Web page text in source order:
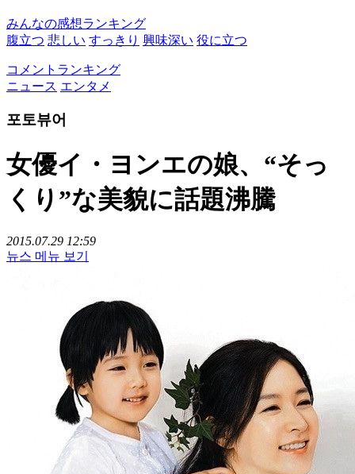
みんなの感想ランキング
腹立つ 悲しい すっきり 興味深い 役に立つ
コメントランキング
ニュース エンタメ
포토뷰어
女優イ・ヨンエの娘、“そっ
くり”な美貌に話題沸騰
2015.07.29 12:59
뉴스 메뉴 보기